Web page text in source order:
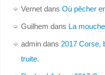
Vernetdans Où pêcher
Guilhem dans La
admindans 2017 Corse,
truite.